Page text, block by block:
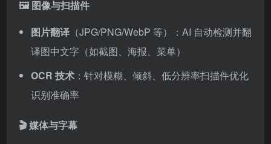
🖼️图像与扫描件
图片翻译 （JPG/PNG/WebP 等）：AI 自动检测并翻
译图中文字（如截图、海报、菜单）
OCR 技术 ：针对模糊、倾斜、低分辨率扫描件优化
识别准确率
🎬媒体与字幕